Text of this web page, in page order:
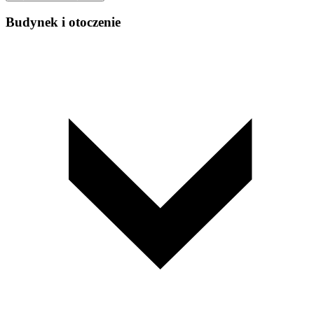
Budynek i otoczenie